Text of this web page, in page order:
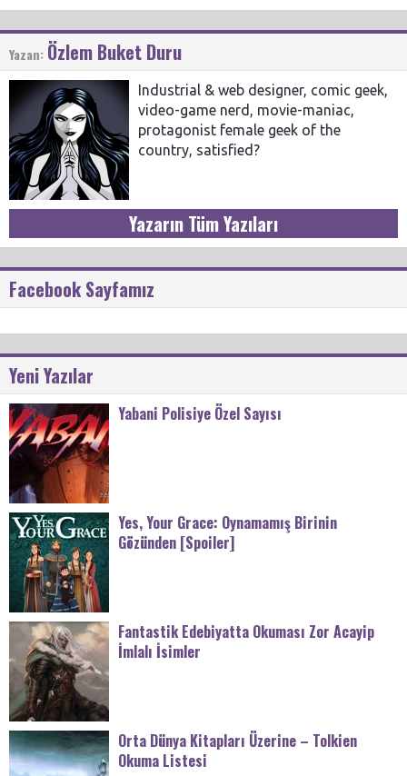
Yazan: Özlem Buket Duru
Industrial & web designer, comic geek,
video-game nerd, movie-maniac,
protagonist female geek of the
country, satisfied?
Yazarın Tüm Yazıları
Facebook Sayfamız
Yeni Yazılar
Yabani Polisiye Özel Sayısı
Yes, Your Grace: Oynamamış Birinin
Gözünden [Spoiler]
Fantastik Edebiyatta Okuması Zor Acayip
İmlalı İsimler
Orta Dünya Kitapları Üzerine – Tolkien
Okuma Listesi